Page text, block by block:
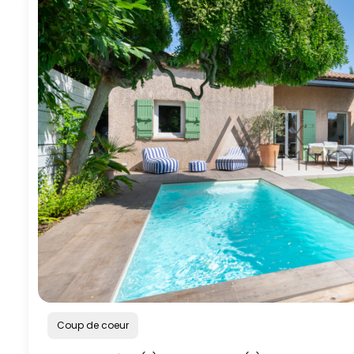
Coup de coeur